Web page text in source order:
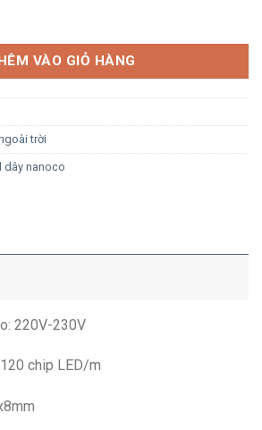
Nanoco NST120B 2 dãy, 120 LED/m,
VÀO GIỎ HÀNG
trời
dây nanoco
220V-230V
chip LED/m